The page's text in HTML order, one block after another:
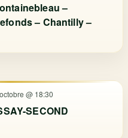
–
– Chantilly –
@ 18:30
SECOND